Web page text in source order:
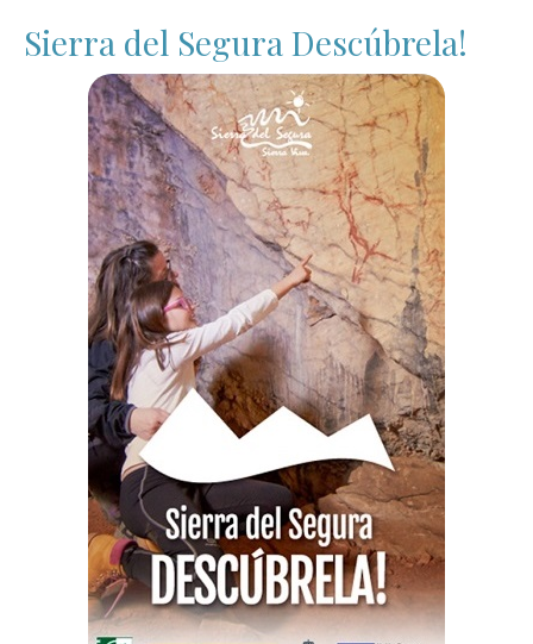
Sierra del Segura Descúbrela!